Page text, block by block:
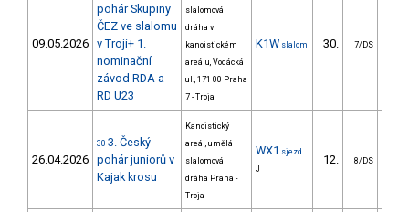
09.05.2026
pohár Skupiny
ČEZ ve slalomu
v Troji+ 1.
nominační
závod RDA a
RD U23
slalomová
dráha v
kanoistickém
areálu, Vodácká
ul., 171 00 Praha
7 - Troja
K1W slalom 30. 7/DS
26.04.2026
30 3. Český
pohár juniorů v
Kajak krosu
Kanoistický
areál, umělá
slalomová
dráha Praha -
Troja
WX1 sjezd
J
12. 8/DS